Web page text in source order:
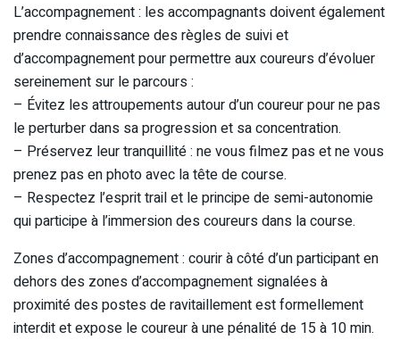
L’accompagnement : les accompagnants doivent également
prendre connaissance des règles de suivi et
d’accompagnement pour permettre aux coureurs d’évoluer
sereinement sur le parcours :
– Évitez les attroupements autour d’un coureur pour ne pas
le perturber dans sa progression et sa concentration.
– Préservez leur tranquillité : ne vous filmez pas et ne vous
prenez pas en photo avec la tête de course.
– Respectez l’esprit trail et le principe de semi-autonomie
qui participe à l’immersion des coureurs dans la course.
Zones d’accompagnement : courir à côté d’un participant en
dehors des zones d’accompagnement signalées à
proximité des postes de ravitaillement est formellement
interdit et expose le coureur à une pénalité de 15 à 10 min.